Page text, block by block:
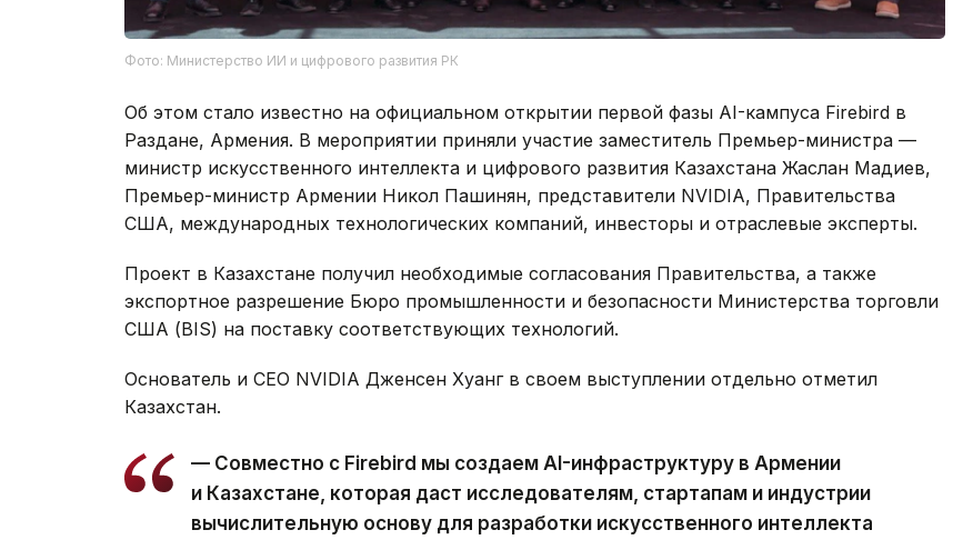
Фото: Министерство ИИ и цифрового развития РК
Об этом стало известно на официальном открытии первой фазы AI-кампуса Firebird в
Раздане, Армения. В мероприятии приняли участие заместитель Премьер-министра —
министр искусственного интеллекта и цифрового развития Казахстана Жаслан Мадиев,
Премьер-министр Армении Никол Пашинян, представители NVIDIA, Правительства
США, международных технологических компаний, инвесторы и отраслевые эксперты.
Проект в Казахстане получил необходимые согласования Правительства, а также
экспортное разрешение Бюро промышленности и безопасности Министерства торговли
США (BIS) на поставку соответствующих технологий.
Основатель и CEO NVIDIA Дженсен Хуанг в своем выступлении отдельно отметил
Казахстан.
— Совместно с Firebird мы создаем AI-инфраструктуру в Армении
и Казахстане, которая даст исследователям, стартапам и индустрии
вычислительную основу для разработки искусственного интеллекта